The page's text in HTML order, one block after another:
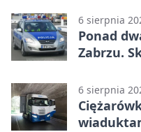
6 sierpnia
Ponad
Zabrzu.
6 sierpnia